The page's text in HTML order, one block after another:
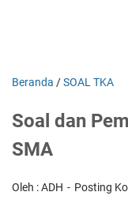
Beranda /SOAL TKA
Soal dan
SMA
Oleh : ADH Posting